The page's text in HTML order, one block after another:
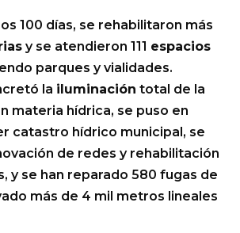
100 días, se rehabilitaron más
y se atendieron 111 espacios
parques y vialidades.
la iluminación total de la
materia hídrica, se puso en
catastro hídrico municipal, se
de redes y rehabilitación
y se han reparado 580 fugas de
más de 4 mil metros lineales